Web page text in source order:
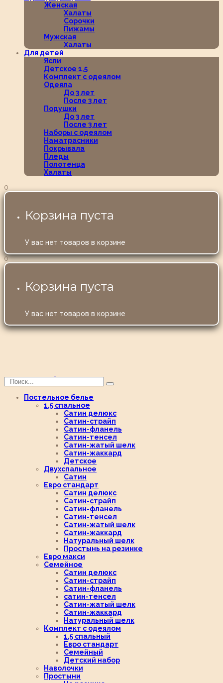
Женская
Халаты
Сорочки
Пижамы
Мужская
Халаты
Для детей
Ясли
Детское 1,5
Комплект с одеялом
Одеяла
До 3 лет
После 3 лет
Подушки
До 3 лет
После 3 лет
Наборы с одеялом
Наматрасники
Покрывала
Пледы
Полотенца
Халаты
0
Корзина пуста
У вас нет товаров в корзине
0
Корзина пуста
У вас нет товаров в корзине
Постельное белье
1,5 спальное
Сатин делюкс
Сатин-страйп
Сатин-фланель
Сатин-тенсел
Сатин-жатый шелк
Сатин-жаккард
Детское
Двухспальное
Сатин
Евро стандарт
Сатин делюкс
Сатин-страйп
Сатин-фланель
Сатин-тенсел
Сатин-жатый шелк
Сатин-жаккард
Натуральный шелк
Простынь на резинке
Евро макси
Семейное
Сатин делюкс
Сатин-страйп
Сатин-фланель
сатин-тенсел
Сатин-жатый шелк
Сатин-жаккард
Натуральный шелк
Комплект с одеялом
1,5 спальный
Евро стандарт
Семейный
Детский набор
Наволочки
Простыни